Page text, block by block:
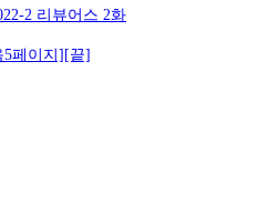
2 리뷰어스 2화
5페이지][끝]